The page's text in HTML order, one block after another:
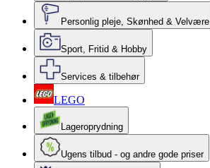
Personlig pleje, Skønhed & Velvære
Sport, Fritid & Hobby
Services & tilbehør
LEGO
Lageroprydning
Ugens tilbud - og andre gode priser